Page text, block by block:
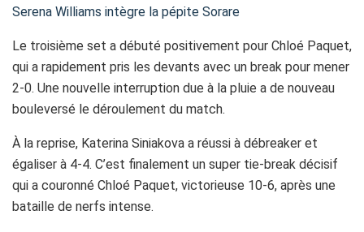
Serena Williams intègre la pépite Sorare
Le troisième set a débuté positivement pour Chloé Paquet,
qui a rapidement pris les devants avec un break pour mener
2-0. Une nouvelle interruption due à la pluie a de nouveau
bouleversé le déroulement du match.
À la reprise, Katerina Siniakova a réussi à débreaker et
égaliser à 4-4. C’est finalement un super tie-break décisif
qui a couronné Chloé Paquet, victorieuse 10-6, après une
bataille de nerfs intense.